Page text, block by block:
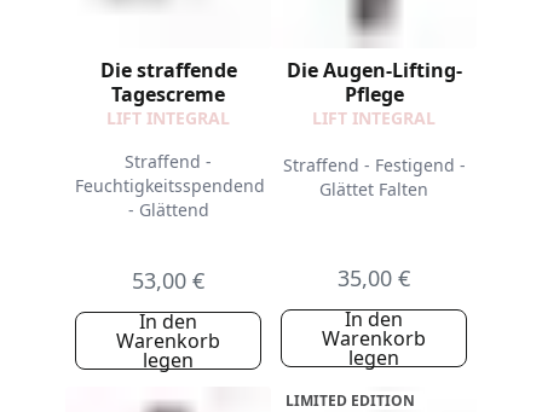
Die straffende
Tagescreme
LIFT INTEGRAL
Straffend -
Feuchtigkeitsspendend
- Glättend
53,00 €
In den
Warenkorb
legen
Die Augen-Lifting-
Pflege
LIFT INTEGRAL
Straffend - Festigend -
Glättet Falten
35,00 €
In den
Warenkorb
legen
LIMITED EDITION